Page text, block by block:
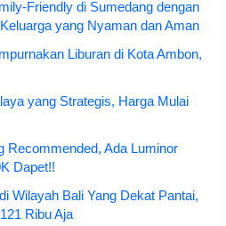
Friendly di Sumedang dengan
yang Nyaman dan Aman
Liburan di Kota Ambon,
yang Strategis, Harga Mulai
Recommended, Ada Luminor
Dapet!!
Wilayah Bali Yang Dekat Pantai,
Ribu Aja